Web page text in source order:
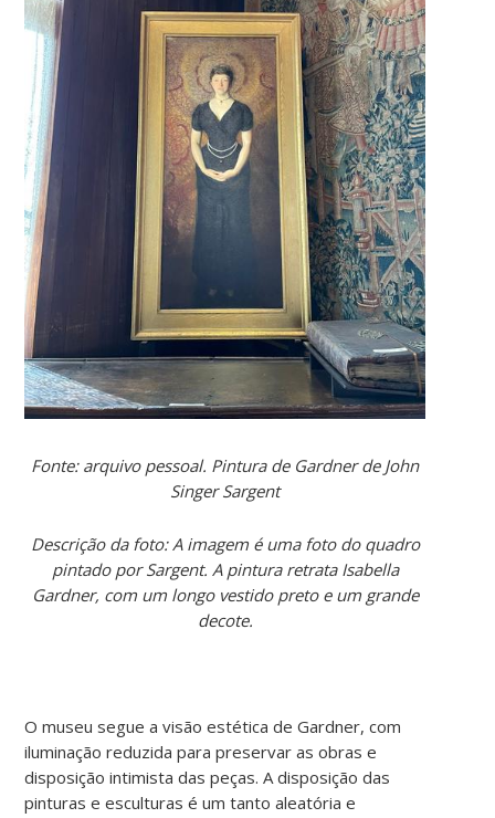
Fonte: arquivo pessoal. Pintura de Gardner de John
Singer Sargent
Descrição da foto: A imagem é uma foto do quadro
pintado por Sargent. A pintura retrata Isabella
Gardner, com um longo vestido preto e um grande
decote.
O museu segue a visão estética de Gardner, com
iluminação reduzida para preservar as obras e
disposição intimista das peças. A disposição das
pinturas e esculturas é um tanto aleatória e